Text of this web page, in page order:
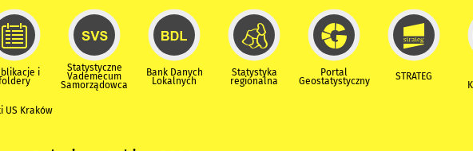
i Statystyczne
Vademecum
Samorządowca
Bank Danych
Lokalnych
Statystyka
regionalna
Portal
Geostatystyczny STRATEG
US Kraków